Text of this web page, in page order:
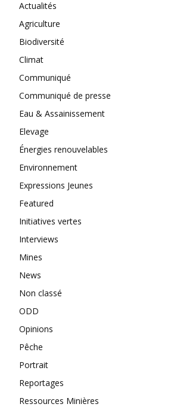
Actualités
Agriculture
Biodiversité
Climat
Communiqué
Communiqué de presse
Eau & Assainissement
Elevage
Énergies renouvelables
Environnement
Expressions Jeunes
Featured
Initiatives vertes
Interviews
Mines
News
Non classé
ODD
Opinions
Pêche
Portrait
Reportages
Ressources Minières